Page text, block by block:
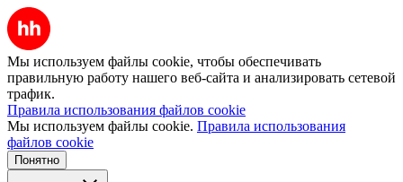
Мы используем файлы cookie, чтобы обеспечивать
правильную работу нашего веб-сайта и анализировать сетевой
трафик.
Правила использования файлов cookie
Мы используем файлы cookie. Правила использования
файлов cookie
Понятно